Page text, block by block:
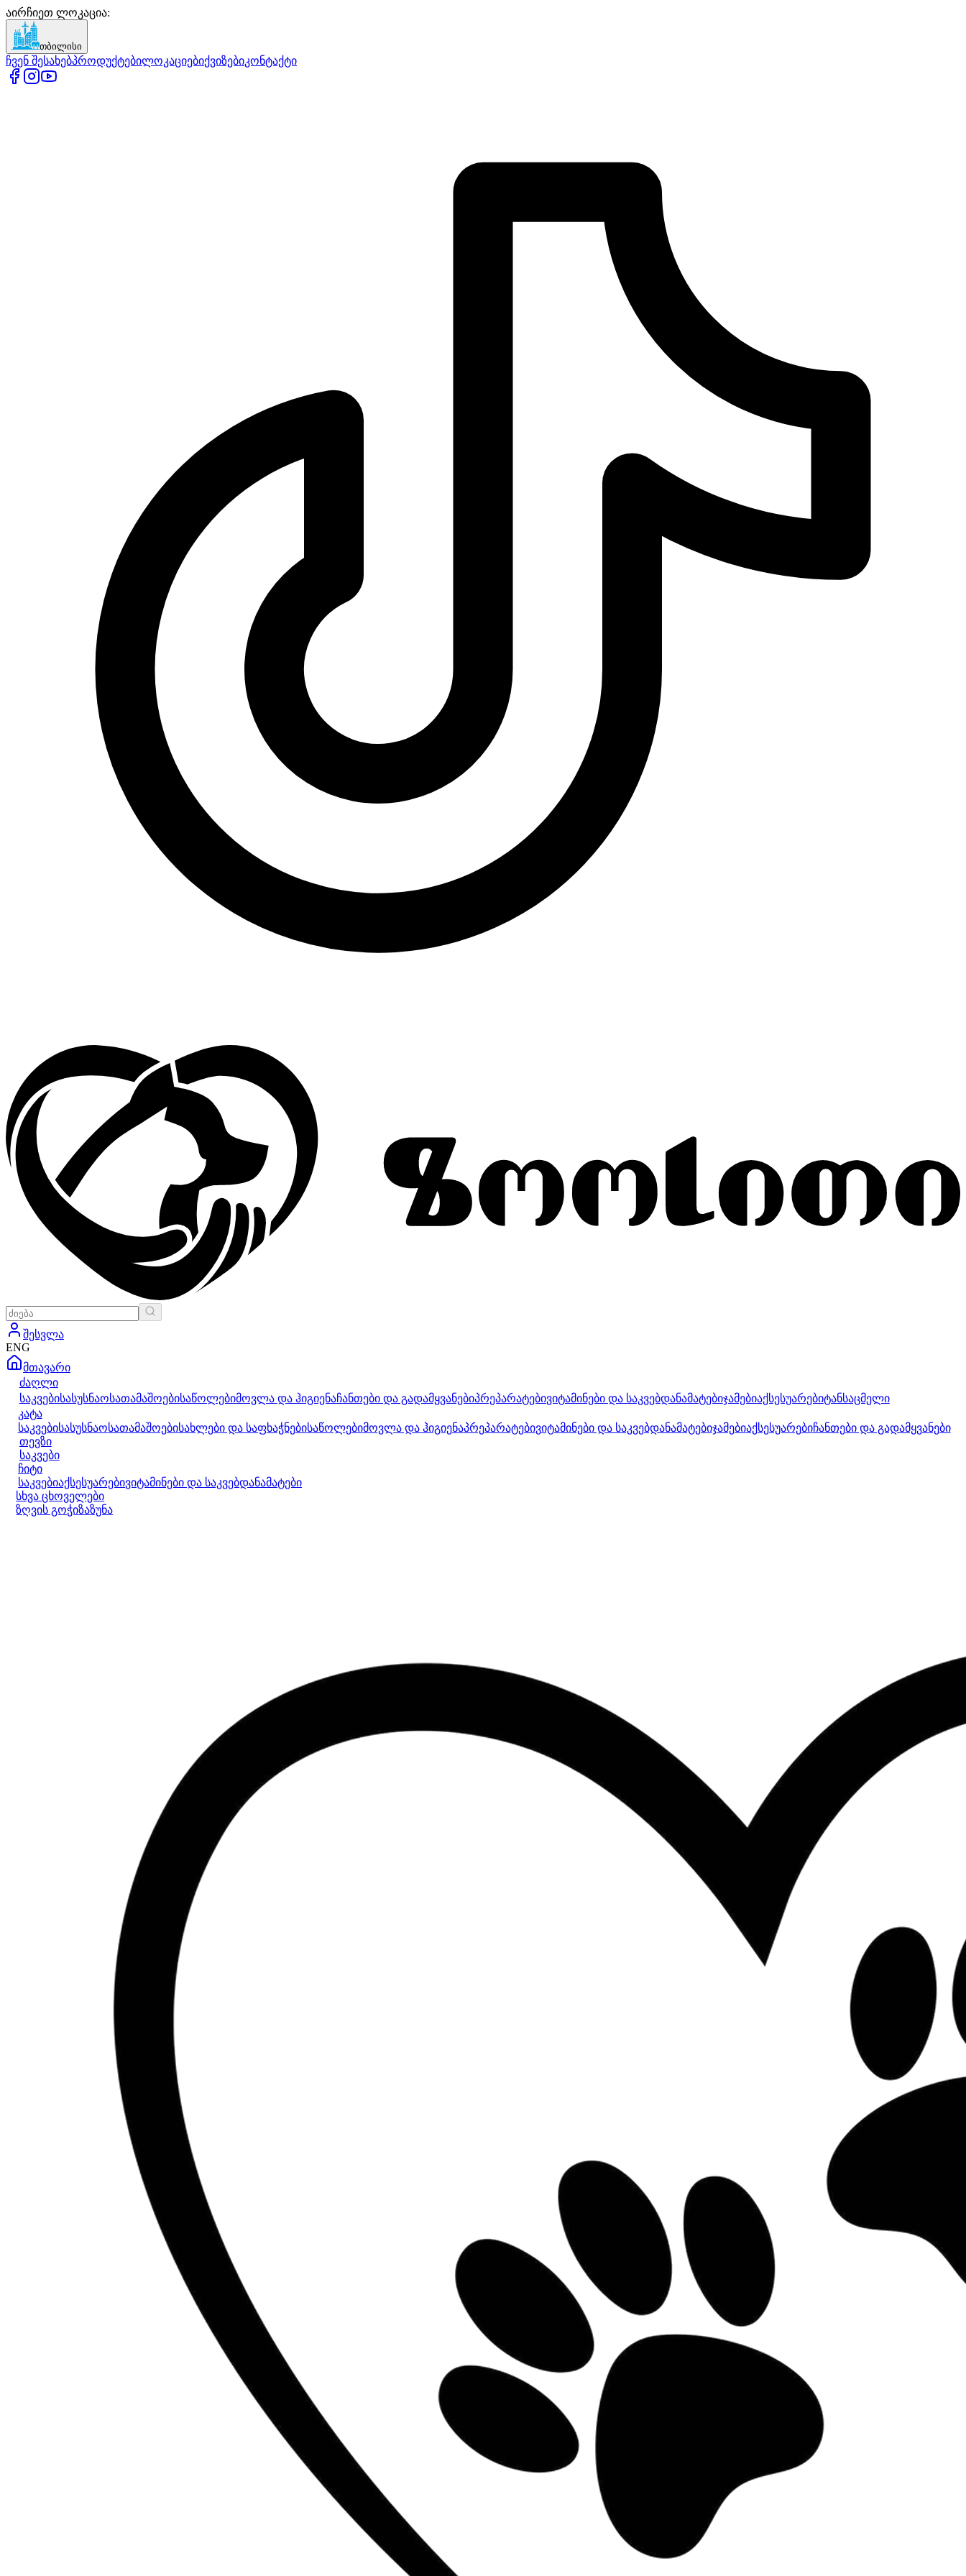
აირჩიეთ ლოკაცია:
თბილისი
ჩვენ შესახებპროდუქტებილოკაციებიქვიზებიკონტაქტი
შესვლა
ENG
მთავარი
ძაღლი
საკვებისასუსნაოსათამაშოებისაწოლებიმოვლა და ჰიგიენაჩანთები და გადამყვანებიპრეპარატებივიტამინები და საკვებდანამატებიჯამებიაქსესუარებიტანსაცმელი
კატა
საკვებისასუსნაოსათამაშოებისახლები და საფხაჭნებისაწოლებიმოვლა და ჰიგიენაპრეპარატებივიტამინები და საკვებდანამატებიჯამებიაქსესუარებიჩანთები და გადამყვანები
თევზი
საკვები
ჩიტი
საკვებიაქსესუარებივიტამინები და საკვებდანამატები
სხვა ცხოველები
ზღვის გოჭიზაზუნა